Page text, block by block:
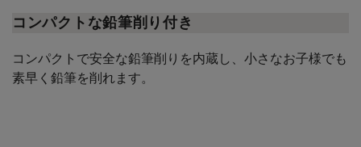
コンパクトな鉛筆削り付き
コンパクトで安全な鉛筆削りを内蔵し、小さなお子様でも
素早く鉛筆を削れます。